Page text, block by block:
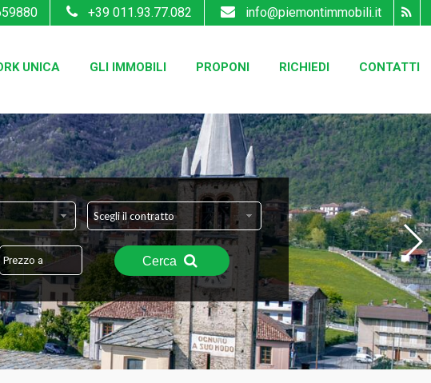
UNICA GLI IMMOBILI PROPONI RICHIEDI CONTATTI
info@piemontimmobili.it
+39 011.93.77.082
Scegli il contratto
Cerca